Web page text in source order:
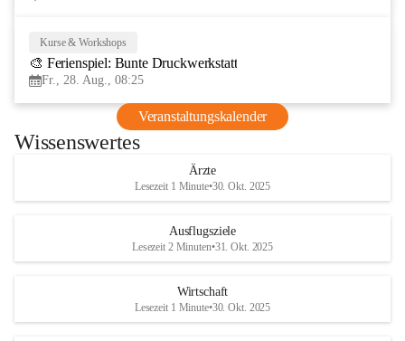
Kurse & Workshops
🎨 Ferienspiel: Bunte Druckwerkstatt
Fr., 28. Aug., 08:25
Veranstaltungskalender
Wissenswertes
Ärzte
Lesezeit 1 Minute•30. Okt. 2025
Ausflugsziele
Lesezeit 2 Minuten•31. Okt. 2025
Wirtschaft
Lesezeit 1 Minute•30. Okt. 2025